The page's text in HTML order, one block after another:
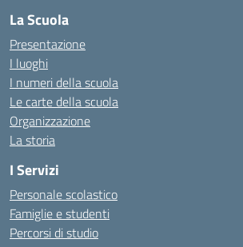
La Scuola
Presentazione
I luoghi
I numeri della scuola
Le carte della scuola
Organizzazione
La storia
I Servizi
Personale scolastico
Famiglie e studenti
Percorsi di studio